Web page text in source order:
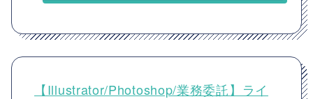
【Illustrator/Photoshop/業務委託】ライ